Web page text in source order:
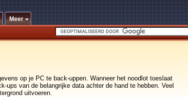
Meer
op je PC te back-uppen. Wanneer het noodlot toeslaat
ups van de belangrijke data achter de hand te hebben. Veel
uitvoeren.